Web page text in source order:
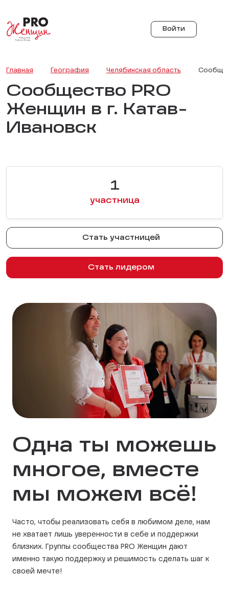
Войти
Главная География Челябинская область
Сообщество PRO
Женщин в г. Катав-
Ивановск
1
участница
Стать участницей
Стать лидером
Одна ты можешь
многое, вместе
мы можем всё!
Часто, чтобы реализовать себя в любимом деле, нам
не хватает лишь уверенности в себе и поддержки
близких. Группы сообщества PRO Женщин дают
именно такую поддержку и решимость сделать шаг к
своей мечте!